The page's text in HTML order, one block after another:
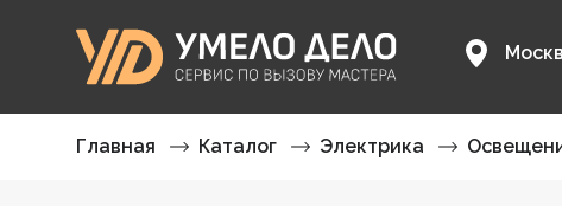
Главная Каталог Электрика